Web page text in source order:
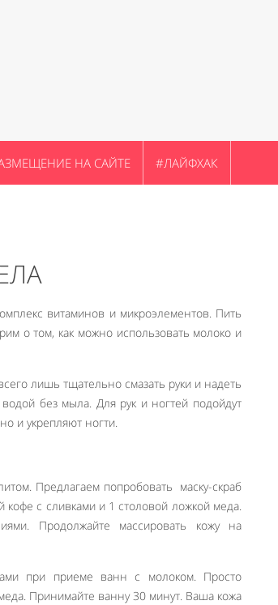
НА САЙТЕ #ЛАЙФХАК
витаминов и микроэлементов. Пить
о том, как можно использовать молоко и
лишь тщательно смазать руки и надеть
без мыла. Для рук и ногтей подойдут
и укрепляют ногти.
Предлагаем попробовать маску-скраб
с сливками и 1 столовой ложкой меда.
Продолжайте массировать кожу на
при приеме ванн с молоком. Просто
Принимайте ванну 30 минут. Ваша кожа